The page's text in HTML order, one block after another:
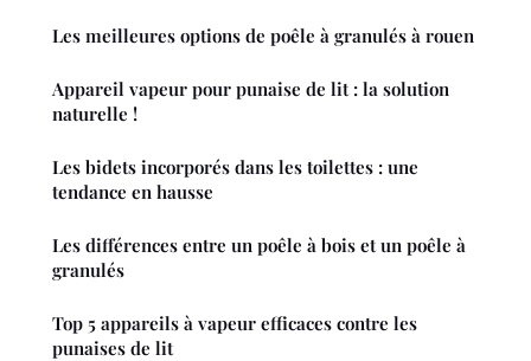
Les meilleures options de poêle à granulés à rouen
Appareil vapeur pour punaise de lit : la solution
naturelle !
Les bidets incorporés dans les toilettes : une
tendance en hausse
Les différences entre un poêle à bois et un poêle à
granulés
Top 5 appareils à vapeur efficaces contre les
punaises de lit